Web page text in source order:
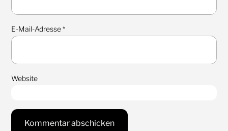
E-Mail-Adresse*
Website